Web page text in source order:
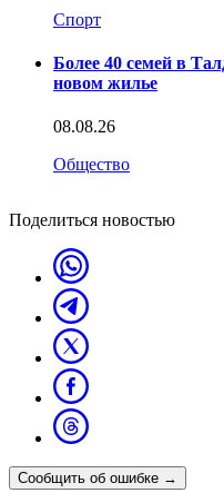
Спорт
Более 40 семей в
новом жилье
08.08.26
Общество
Поделиться новостью
Сообщить об ошибке →